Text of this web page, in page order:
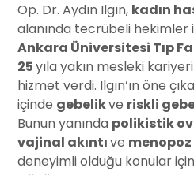
Op. Dr. Aydın Ilgın, kadın
alanında tecrübeli hekimler
Ankara Üniversitesi Tıp
25yıla yakın mesleki
hizmet verdi. Ilgın’ın öne
içinde gebelikve riskli
Bunun yanında polikistik
vajinal akıntıve menopoz
deneyimli olduğu konular